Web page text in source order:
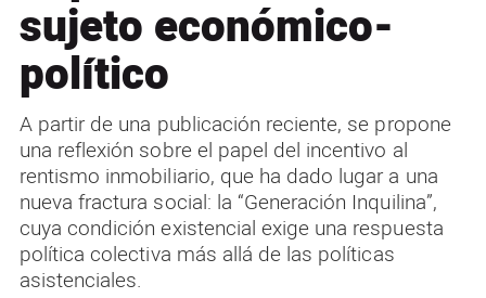
sujeto económico-
político
A partir de una publicación reciente, se propone
una reflexión sobre el papel del incentivo al
rentismo inmobiliario, que ha dado lugar a una
nueva fractura social: la “Generación Inquilina”,
cuya condición existencial exige una respuesta
política colectiva más allá de las políticas
asistenciales.